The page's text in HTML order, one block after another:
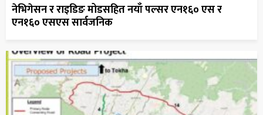
नेभिगेसन र राइडिङ मोडसहित नयाँ पल्सर एन१६० एस र
एन१६० एसएस सार्वजनिक